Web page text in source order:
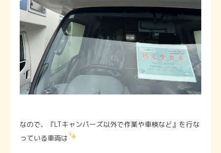
なので、『LTキャンパーズ以外で作業や車検など』を行な
っている車両は